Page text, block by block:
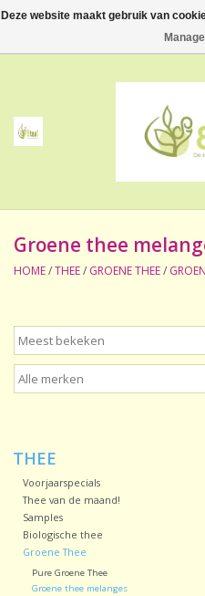
0
Thee
Accessoires
BeppeDeli en 8tea1
Contact
Laatste kans!
Groene thee
HOME/THEE/ GROENE THEE/
THEE
Voorjaarspecials
Thee van de maand!
Samples
Biologische thee
Groene Thee
Pure Groene Thee
Groene thee melanges
Deze website maakt gebruik van